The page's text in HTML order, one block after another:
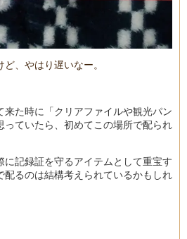
、やはり遅いなー。
来た時に「クリアファイルや観光パン
っていたら、初めてこの場所で配られ
に記録証を守るアイテムとして重宝す
配るのは結構考えられているかもしれ